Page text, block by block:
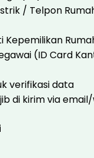
/ Telpon
Kepemilikan
(ID Card
verifikasi data
di kirim via